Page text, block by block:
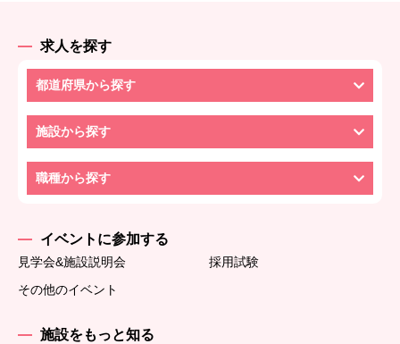
求人を探す
都道府県から探す
施設から探す
職種から探す
イベントに参加する
見学会&施設説明会
採用試験
その他のイベント
施設をもっと知る